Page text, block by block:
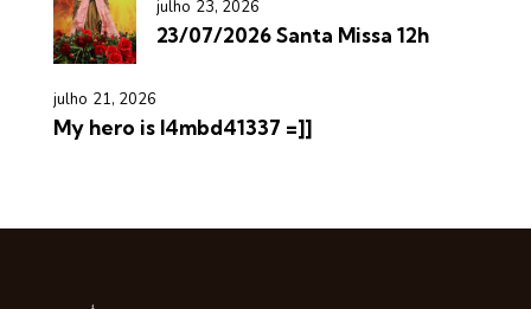
julho 23, 2026
23/07/2026 Santa Missa 12h
julho 21, 2026
My hero is l4mbd41337 =]]